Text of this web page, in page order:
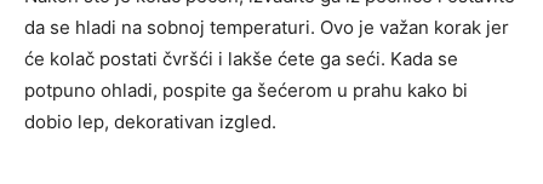
da se hladi na sobnoj temperaturi. Ovo je važan korak jer
će kolač postati čvršći i lakše ćete ga seći. Kada se
potpuno ohladi, pospite ga šećerom u prahu kako bi
dobio lep, dekorativan izgled.